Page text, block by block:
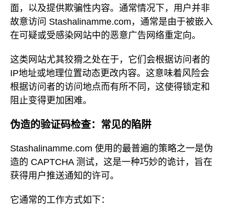
面，以及提供欺骗性内容。通常情况下，用户并非
故意访问 Stashalinamme.com，通常是由于被嵌入
在可疑或受感染网站中的恶意广告网络重定向。
这类网站尤其狡猾之处在于，它们会根据访问者的
IP地址或地理位置动态更改内容。这意味着风险会
根据访问者的访问地点而有所不同，这使得锁定和
阻止变得更加困难。
伪造的验证码检查：常见的陷阱
Stashalinamme.com 使用的最普遍的策略之一是伪
造的 CAPTCHA 测试，这是一种巧妙的诡计，旨在
获得用户推送通知的许可。
它通常的工作方式如下：